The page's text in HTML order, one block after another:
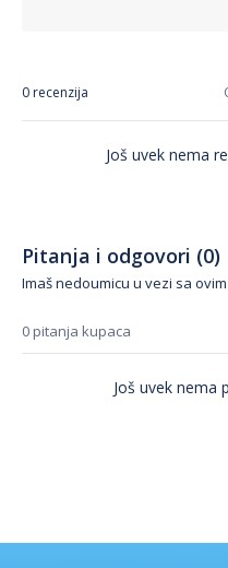
0 recenzija
Još uvek nema
Pitanja i odgovori (0)
Imaš nedoumicu u vezi sa
0 pitanja kupaca
Još uvek nema